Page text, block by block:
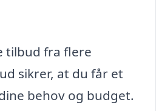
tilbud fra flere
sikrer, at du får et
behov og budget.